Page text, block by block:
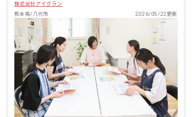
株式会社アイグラン
熊本県/八代市
2026/05/22更新